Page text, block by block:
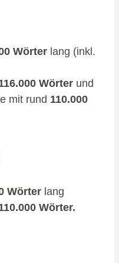
Wörter lang (inkl.
Wörter und
mit rund 110.000
Wörter lang
Wörter.